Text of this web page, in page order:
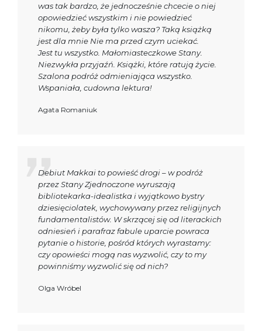
was tak bardzo, że jednocześnie chcecie o niej
opowiedzieć wszystkim i nie powiedzieć
nikomu, żeby była tylko wasza? Taką książką
jest dla mnie Nie ma przed czym uciekać.
Jest tu wszystko. Małomiasteczkowe Stany.
Niezwykła przyjaźń. Książki, które ratują życie.
Szalona podróż odmieniająca wszystko.
Wspaniała, cudowna lektura!
Agata Romaniuk
Debiut Makkai to powieść drogi – w podróż
przez Stany Zjednoczone wyruszają
bibliotekarka-idealistka i wyjątkowo bystry
dziesięciolatek, wychowywany przez religijnych
fundamentalistów. W skrzącej się od literackich
odniesień i parafraz fabule uparcie powraca
pytanie o historie, pośród których wyrastamy:
czy opowieści mogą nas wyzwolić, czy to my
powinniśmy wyzwolić się od nich?
Olga Wróbel